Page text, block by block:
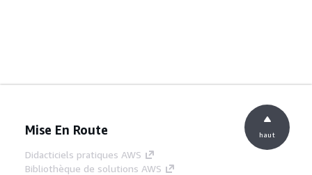
Mise En Route
Didacticiels pratiques AWS
Bibliothèque de solutions AWS
haut